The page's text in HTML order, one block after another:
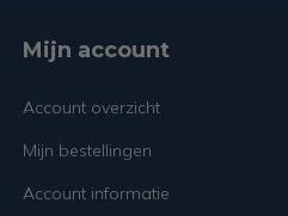
Mijn account
Account overzicht
Mijn bestellingen
Account informatie